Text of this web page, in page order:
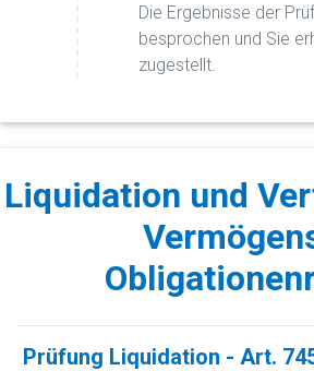
Die Ergebnisse der
besprochen und Sie
zugestellt.
Liquidation und
Prüfung Liquidation - Art.